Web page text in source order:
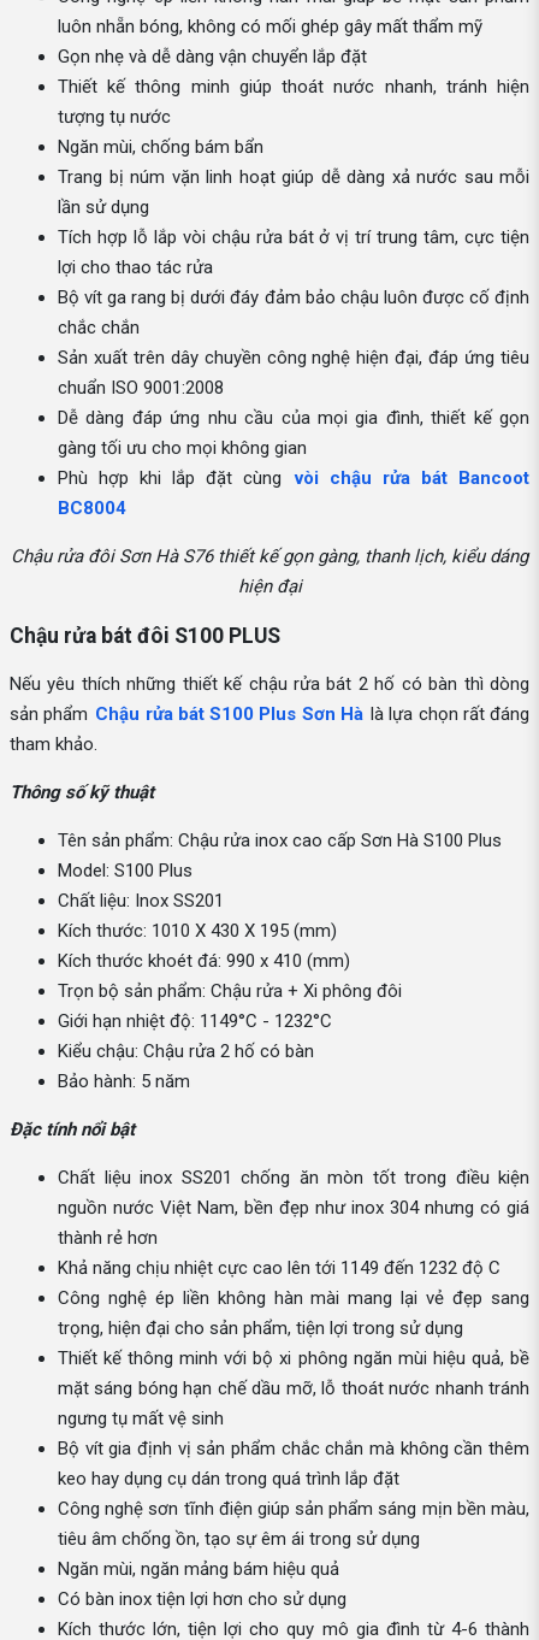
luôn nhẵn bóng, không có mối ghép gây mất thẩm mỹ
Gọn nhẹ và dễ dàng vận chuyển lắp đặt
Thiết kế thông minh giúp thoát nước nhanh, tránh hiện
tượng tụ nước
Ngăn mùi, chống bám bẩn
Trang bị núm vặn linh hoạt giúp dễ dàng xả nước sau mỗi
lần sử dụng
Tích hợp lỗ lắp vòi chậu rửa bát ở vị trí trung tâm, cực tiện
lợi cho thao tác rửa
Bộ vít ga rang bị dưới đáy đảm bảo chậu luôn được cố định
chắc chắn
Sản xuất trên dây chuyền công nghệ hiện đại, đáp ứng tiêu
chuẩn ISO 9001:2008
Dễ dàng đáp ứng nhu cầu của mọi gia đình, thiết kế gọn
gàng tối ưu cho mọi không gian
Phù hợp khi lắp đặt cùng
vòi chậu rửa bát Bancoot
BC8004
Chậu rửa đôi Sơn Hà S76 thiết kế gọn gàng, thanh lịch, kiểu dáng
hiện đại
Chậu rửa bát đôi S100 PLUS
Nếu yêu thích những thiết kế chậu rửa bát 2 hố có bàn thì dòng
sản phẩm Chậu rửa bát S100 Plus Sơn Hà là lựa chọn rất đáng
tham khảo.
Thông số kỹ thuật
Tên sản phẩm: Chậu rửa inox cao cấp Sơn Hà S100 Plus
Model: S100 Plus
Chất liệu: Inox SS201
Kích thước: 1010 X 430 X 195 (mm)
Kích thước khoét đá: 990 x 410 (mm)
Trọn bộ sản phẩm: Chậu rửa + Xi phông đôi
Giới hạn nhiệt độ: 1149°C - 1232°C
Kiểu chậu: Chậu rửa 2 hố có bàn
Bảo hành: 5 năm
Đặc tính nổi bật
Chất liệu inox SS201 chống ăn mòn tốt trong điều kiện
nguồn nước Việt Nam, bền đẹp như inox 304 nhưng có giá
thành rẻ hơn
Khả năng chịu nhiệt cực cao lên tới 1149 đến 1232 độ C
Công nghệ ép liền không hàn mài mang lại vẻ đẹp sang
trọng, hiện đại cho sản phẩm, tiện lợi trong sử dụng
Thiết kế thông minh với bộ xi phông ngăn mùi hiệu quả, bề
mặt sáng bóng hạn chế dầu mỡ, lỗ thoát nước nhanh tránh
ngưng tụ mất vệ sinh
Bộ vít gia định vị sản phẩm chắc chắn mà không cần thêm
keo hay dụng cụ dán trong quá trình lắp đặt
Công nghệ sơn tĩnh điện giúp sản phẩm sáng mịn bền màu,
tiêu âm chống ồn, tạo sự êm ái trong sử dụng
Ngăn mùi, ngăn mảng bám hiệu quả
Có bàn inox tiện lợi hơn cho sử dụng
Kích thước lớn, tiện lợi cho quy mô gia đình từ 4-6 thành